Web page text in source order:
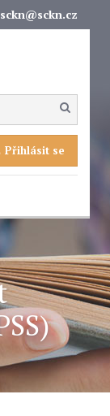
sckn@sckn.cz
Přihlásit se